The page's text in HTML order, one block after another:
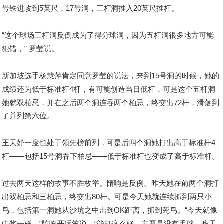
号铁进攻到5英尺，17号洞，三杆洞推入20英尺推杆。
“这个球场三杆洞反倒成为了得分球洞，因为五杆洞很多地方可能
犯错，” 罗莹说。
新加坡选手杨慧萍肯定同意罗莹的说法，来到15号洞的时候，她的
成绩还为低于标准杆4杆，有可能创造当日低杆，可是这个五杆洞
她就双柏忌，并在之后两个洞连吞两个柏忌，终交出72杆，滑落到
了并列第六位。
王天妤一度也处于领先榜前列，可是后四个洞她打出高于标准杆4
杆——包括15号洞吞下柏忌——低于标准杆也变成了高于标准杆。
过去两天这样的故事不胜枚举。隋响是反例。昨天她在前两个洞打
出双柏忌和三柏忌，终交出80杆。可是今天她就连续抓到两只小
鸟，包括第一洞她从沙坑之中击到OK距离，抓到死鸟。“今天就像